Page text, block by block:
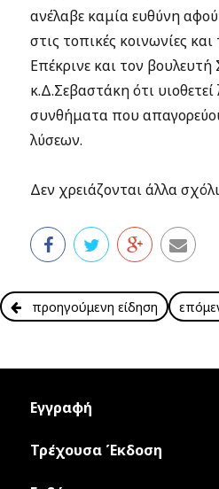
ανέλαβε καμία ευθύνη αφού
στις τοπικές κοινωνίες
Επέκρινε και τον
κ.Δ.Σεβαστάκη ότι υιοθετεί
συνθήματα που
λύσεων.
Δεν χρειάζονται άλλα
προηγούμενη είδηση
Εγγραφή
Τρέχουσα Έκδοση